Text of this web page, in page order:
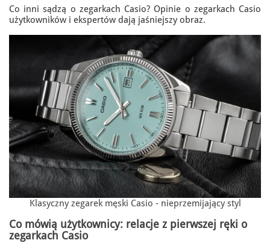
Co inni sądzą o zegarkach Casio? Opinie o zegarkach Casio
użytkowników i ekspertów dają jaśniejszy obraz.
Klasyczny zegarek męski Casio - nieprzemijający styl
Co mówią użytkownicy: relacje z pierwszej ręki o
zegarkach Casio